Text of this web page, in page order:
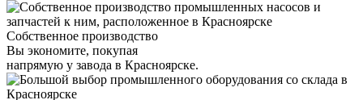
Собственное производство
Вы экономите, покупая
напрямую у завода в Красноярске.